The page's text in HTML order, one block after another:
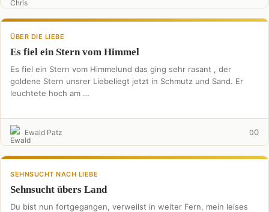
ÜBER DIE LIEBE
Es fiel ein Stern vom Himmel
Es fiel ein Stern vom Himmelund das ging sehr rasant , der
goldene Stern unsrer Liebeliegt jetzt in Schmutz und Sand. Er
leuchtete hoch am …
Ewald Patz 00
SEHNSUCHT NACH LIEBE
Sehnsucht übers Land
Du bist nun fortgegangen, verweilst in weiter Fern, mein leises